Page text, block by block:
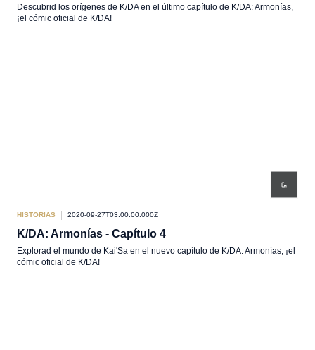
Descubrid los orígenes de K/DA en el último capítulo de K/DA: Armonías,
¡el cómic oficial de K/DA!
HISTORIAS 2020-09-27T03:00:00.000Z
K/DA: Armonías - Capítulo 4
Explorad el mundo de Kai'Sa en el nuevo capítulo de K/DA: Armonías, ¡el
cómic oficial de K/DA!